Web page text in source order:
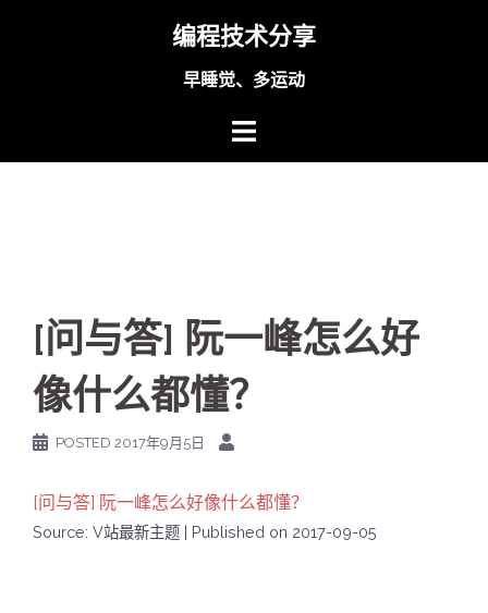
编程技术分享
早睡觉、多运动
[问与答] 阮一峰怎么好
像什么都懂？
POSTED 2017年9月5日
[问与答] 阮一峰怎么好像什么都懂？
Source: V站最新主题 Published on 2017-09-05